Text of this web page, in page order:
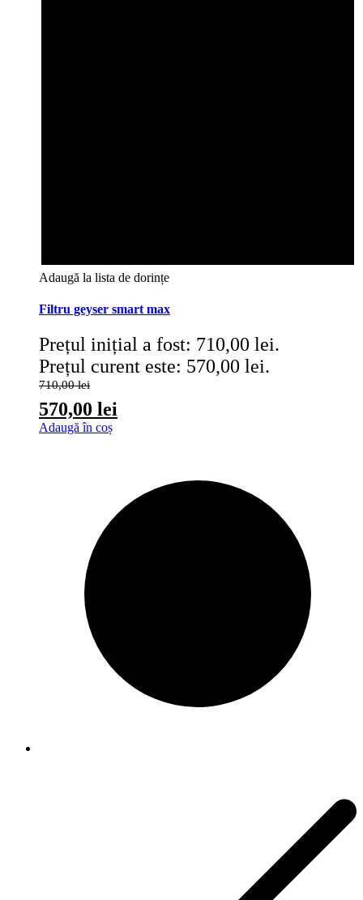
Adaugă la lista de dorințe
Filtru geyser smart max
710,00lei
Prețul inițial a fost: 710,00 lei.
570,00 lei
Prețul curent este: 570,00 lei.
Adaugă în coș